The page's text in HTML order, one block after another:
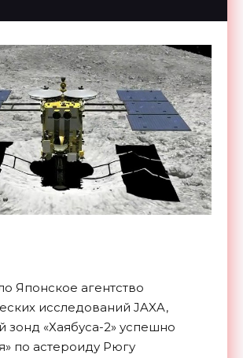
Японское агентство
исследований JAXA,
зонд «Хаябуса-2» успешно
по астероиду Рюгу